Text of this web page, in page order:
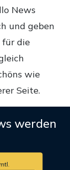
News
und geben
für die
wie
Seite.
werden